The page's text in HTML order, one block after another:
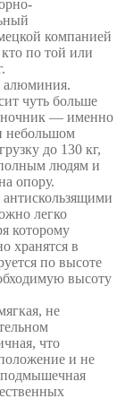
компанией
по той или
алюминия.
чуть больше
— именно
небольшом
до 130 кг,
полным людям и
опору.
легко
которому
хранятся в
по высоте
высоту
не
что
и не
подмышечная